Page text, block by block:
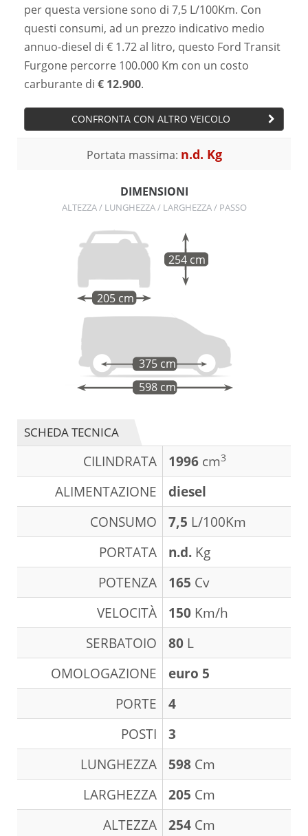
per questa versione sono di 7,5 L/100Km. Con
questi consumi, ad un prezzo indicativo medio
annuo-diesel di € 1.72 al litro, questo Ford Transit
Furgone percorre 100.000 Km con un costo
carburante di € 12.900.
CONFRONTA CON ALTRO VEICOLO
Portata massima: n.d. Kg
DIMENSIONI
ALTEZZA / LUNGHEZZA / LARGHEZZA / PASSO
205 cm
254 cm
598 cm
375 cm
SCHEDA TECNICA
CILINDRATA 1996 cm3
ALIMENTAZIONE
diesel
CONSUMO
7,5 L/100Km
PORTATA
n.d. Kg
POTENZA
165 Cv
VELOCITÀ
150 Km/h
SERBATOIO
80 L
OMOLOGAZIONE
euro 5
PORTE
4
POSTI
3
LUNGHEZZA
598 Cm
LARGHEZZA
205 Cm
ALTEZZA
254 Cm